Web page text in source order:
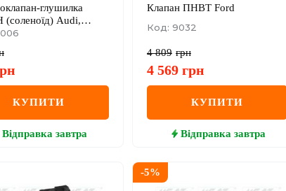
глушилка
(соленоїд) Audi,
VW
КУПИТИ
Відправка завтра
Клапан ПНВТ Ford
Код: 9032
4 809 грн
4 569 грн
КУПИТИ
Відправка завтра
-5%